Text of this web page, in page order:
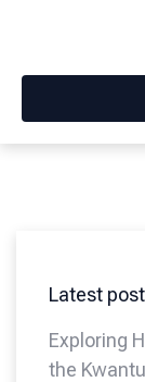
Latest
Exploring
the